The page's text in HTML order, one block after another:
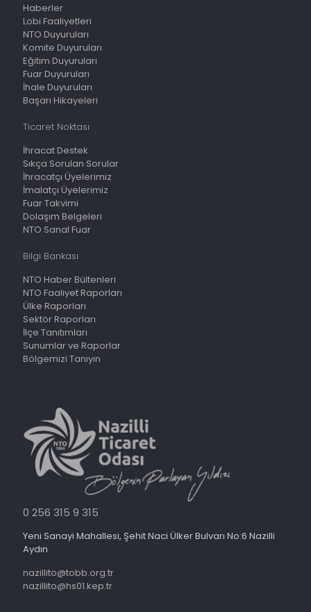
Haberler
Lobi Faaliyetleri
NTO Duyuruları
Komite Duyuruları
Eğitim Duyuruları
Fuar Duyuruları
İhale Duyuruları
Başarı Hikayeleri
Ticaret Noktası
İhracat Destek
Sıkça Sorulan Sorular
İhracatçı Üyelerimiz
İmalatçı Üyelerimiz
Fuar Takvimi
Dolaşım Belgeleri
NTO Sanal Fuar
Bilgi Bankası
NTO Haber Bültenleri
NTO Faaliyet Raporları
Ülke Raporları
Sektör Raporları
İlçe Tanıtımları
Sunumlar ve Raporlar
Bölgemizi Tanıyın
0 256 315 9 315
Yeni Sanayi Mahallesi, Şehit Naci Ülker Bulvarı No:6 Nazilli
Aydın
nazillito@tobb.org.tr
nazillito@hs01.kep.tr